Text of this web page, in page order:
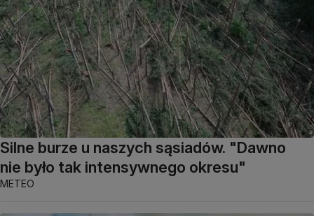
Silne burze u naszych sąsiadów. "Dawno
nie było tak intensywnego okresu"
METEO